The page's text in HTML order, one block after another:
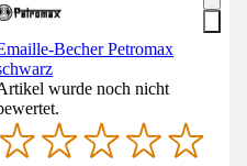
Becher Petromax
wurde noch nicht